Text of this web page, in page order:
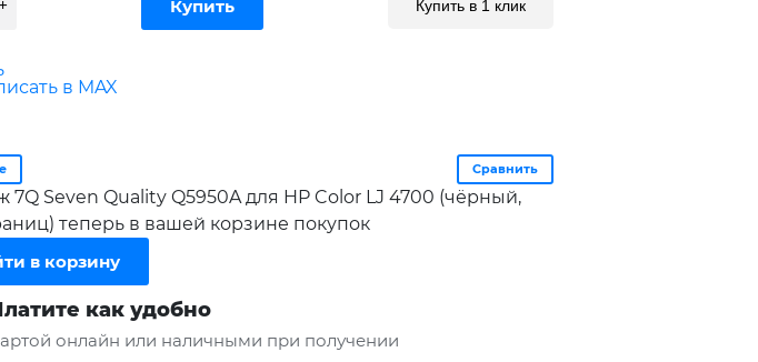
Купить в 1 клик
в MAX
Сравнить
7Q Seven Quality Q5950A для HP Color LJ 4700 (чёрный,
теперь в вашей корзине покупок
в корзину
как удобно
онлайн или наличными при получении